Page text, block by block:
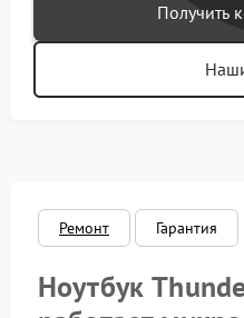
Получить
Ремонт Гарантия
Ноутбук